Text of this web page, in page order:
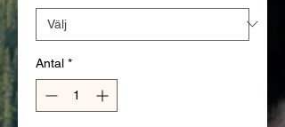
Antal *